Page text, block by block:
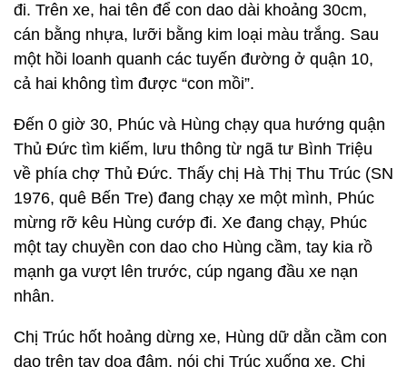
đi. Trên xe, hai tên để con dao dài khoảng 30cm,
cán bằng nhựa, lưỡi bằng kim loại màu trắng. Sau
một hồi loanh quanh các tuyến đường ở quận 10,
cả hai không tìm được “con mồi”.
Đến 0 giờ 30, Phúc và Hùng chạy qua hướng quận
Thủ Đức tìm kiếm, lưu thông từ ngã tư Bình Triệu
về phía chợ Thủ Đức. Thấy chị Hà Thị Thu Trúc (SN
1976, quê Bến Tre) đang chạy xe một mình, Phúc
mừng rỡ kêu Hùng cướp đi. Xe đang chạy, Phúc
một tay chuyền con dao cho Hùng cầm, tay kia rồ
mạnh ga vượt lên trước, cúp ngang đầu xe nạn
nhân.
Chị Trúc hốt hoảng dừng xe, Hùng dữ dằn cầm con
dao trên tay dọa đâm, nói chị Trúc xuống xe. Chị